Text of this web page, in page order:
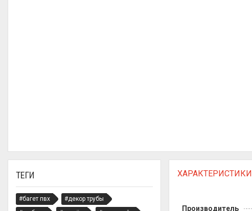
ТЕГИ
#багет пвх
#декор трубы
ХАРАКТЕРИСТИКИ
Производитель